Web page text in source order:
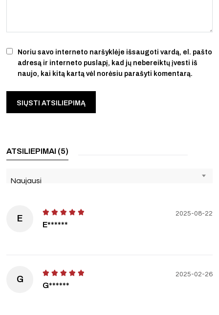
Noriu savo interneto naršyklėje išsaugoti vardą, el. pašto
adresą ir interneto puslapį, kad jų nebereiktų įvesti iš
naujo, kai kitą kartą vėl norėsiu parašyti komentarą.
ATSILIEPIMAI (5)
Naujausi
E
E******
2025-08-22
G
G******
2025-02-26